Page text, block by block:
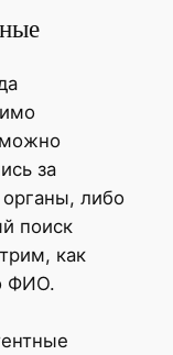
за
либо
поиск
как
ФИО.